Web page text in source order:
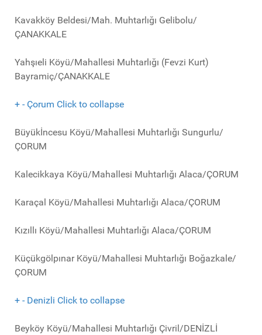
Kavakköy Beldesi/Mah. Muhtarlığı Gelibolu/
ÇANAKKALE
Yahşıeli Köyü/Mahallesi Muhtarlığı (Fevzi Kurt)
Bayramiç/ÇANAKKALE
+ - Çorum Click to collapse
Büyükİncesu Köyü/Mahallesi Muhtarlığı Sungurlu/
ÇORUM
Kalecikkaya Köyü/Mahallesi Muhtarlığı Alaca/ÇORUM
Karaçal Köyü/Mahallesi Muhtarlığı Alaca/ÇORUM
Kızıllı Köyü/Mahallesi Muhtarlığı Alaca/ÇORUM
Küçükgölpınar Köyü/Mahallesi Muhtarlığı Boğazkale/
ÇORUM
+ - Denizli Click to collapse
Beyköy Köyü/Mahallesi Muhtarlığı Çivril/DENİZLİ